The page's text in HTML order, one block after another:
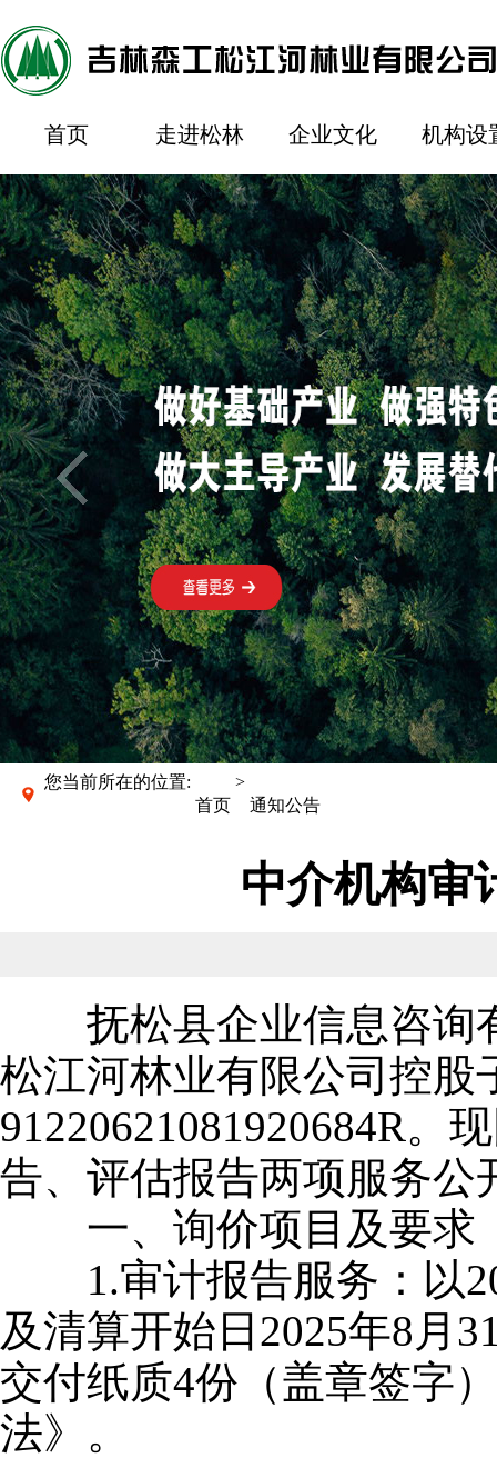
首页 走进松林 企业文化 机构设
您当前所在的位置: 首页 > 通知公告
中介机构审
抚松县企业信息咨询
松江河林业有限公司控股
91220621081920684R。
告、评估报告两项服务公
一、询价项目及要求
1.审计报告服务：以
及清算开始日2025年8月
交付纸质4份（盖章签字
法》。